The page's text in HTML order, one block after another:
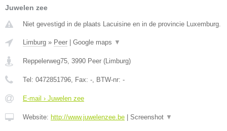
Juwelen zee
Niet gevestigd in de plaats Lacuisine en in de provincie Luxemburg.
Limburg » Peer Google maps ▼
Reppelerweg75, 3990 Peer (Limburg)
Tel: 0472851796, Fax: -, BTW-nr: -
E-mail › Juwelen zee
Website: http://www.juwelenzee.be Screenshot ▼